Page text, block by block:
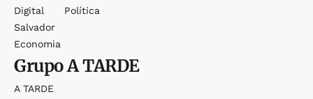
Digital
Salvador
Economia
Política
GrupoA TARDE
A TARDE